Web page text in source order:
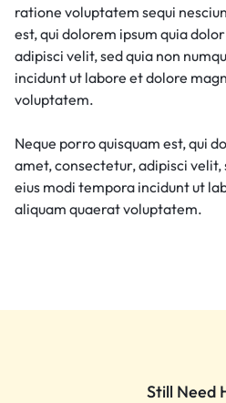
ratione voluptatem sequi
est, qui dolorem ipsum quia
adipisci velit, sed quia non
incidunt ut labore et dolore
voluptatem.
Neque porro quisquam est, qui
amet, consectetur, adipisci velit,
eius modi tempora incidunt ut
aliquam quaerat voluptatem.
Still Need